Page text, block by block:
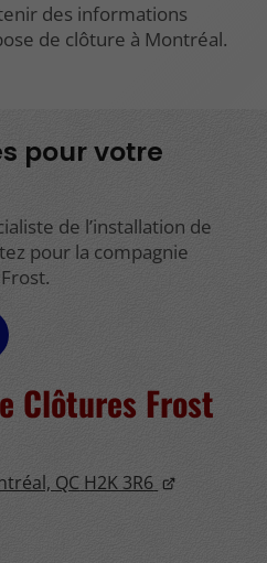
des informations
de clôture à Montréal.
Clôtures Frost
QC H2K 3R6
pour votre
de l’installation de
pour la compagnie